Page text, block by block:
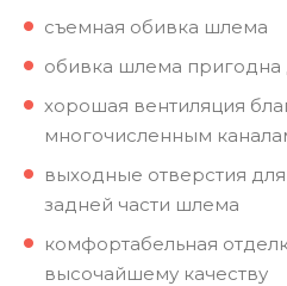
съемная обивка шлема
обивка шлема пригодна
хорошая вентиляция
многочисленным
выходные отверстия
задней части шлема
комфортабельная
высочайшему качеству